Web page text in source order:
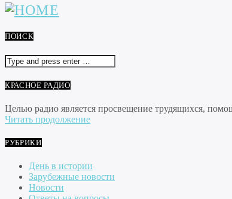
ПОИСК
КРАСНОЕ РАДИО
Целью радио является просвещение трудящихся,
Читать продолжение
РУБРИКИ
День в истории
Зарубежные новости
Новости